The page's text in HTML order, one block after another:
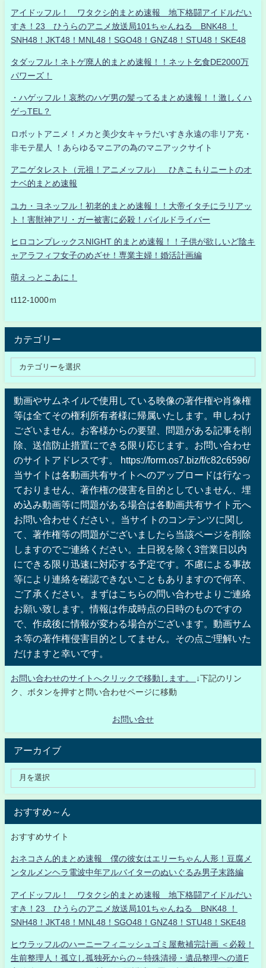
アイドッフル！ ワタクシ的まとめ速報 地下格闘アイドルだい
すき！23 ひうらのアニメ放送局101ちゃんねる BNK48 ！
SNH48！JKT48！MNL48！SGO48！GNZ48！STU48！SKE48
タダッフル！ネトゲ廃人的まとめ速報！！ネット乞食DE2000万
パワーズ！
・ハゲッフル！哀愁のハゲ男の髪ってるまとめ速報！！激しくハ
ゲっTEL？
ロボットアニメ！メカと美少女キャラだいすき永遠の非リア充・
非モテ星人 ！あらゆるマニアの為のマニアックサイト
アニゲタレスト（元祖！アニメッフル） ひきこもりニートのオ
ナベ的まとめ速報
ユカ・ヨネッフル！初老的まとめ速報！！大帝イタチにラリアッ
ト！害獣神アリ・ガー被害に必殺！パイルドライバー
ヒロコンプレックスNIGHT 的まとめ速報！！子供が欲しいど陰キ
ャアラフィフ女子のめざせ！専業主婦！婚活計画編
萌えっとこあに！
t112-1000ｍ
カテゴリー
動画やサムネイルで使用している映像の著作権や肖像権
等は全てその権利所有者様に帰属いたします。申しわけ
ございません。お客様からの要望、問題がある記事を削
除、送信防止措置にできる限り応じます。お問い合わせ
のサイトアドレスです。 https://form.os7.biz/f/c82c6596/
当サイトは各動画共有サイトへのアップロードは行なっ
ておりません、著作権の侵害を目的としていません、埋
め込み動画等に問題がある場合は各動画共有サイト元へ
お問い合わせください 。当サイトのコンテンツに関し
て、著作権等の問題がございましたら当該ページを削除
しますのでご連絡ください。土日祝を除く3営業日以内
にできる限り迅速に対応する予定です。不慮による事故
等により連絡を確認できないこともありますので何卒、
ご了承ください。まずはこちらの問い合わせよりご連絡
お願い致します。情報は作成時点の日時のものですの
で、作成後に情報が変わる場合がございます。動画サム
ネ等の著作権侵害目的としてません。その点ご理解いた
だけますと幸いです。
お問い合わせのサイトへクリックで移動します。
↓下記のリン
ク、ボタンを押すと問い合わせページに移動
お問い合せ
アーカイブ
おすすめ～ん
おすすめサイト
おネコさん的まとめ速報 僕の彼女はエリーちゃん人形！豆腐メ
ンタルメンヘラ電波中年アルバイターのぬいぐるみ男子末路編
アイドッフル！ ワタクシ的まとめ速報 地下格闘アイドルだい
すき！23 ひうらのアニメ放送局101ちゃんねる BNK48 ！
SNH48！JKT48！MNL48！SGO48！GNZ48！STU48！SKE48
ヒウラッフルのハーニーフィニッシュゴミ屋敷補完計画 ＜必殺！
生前整理人！孤立し孤独死からの～特殊清掃・遺品整理への道F